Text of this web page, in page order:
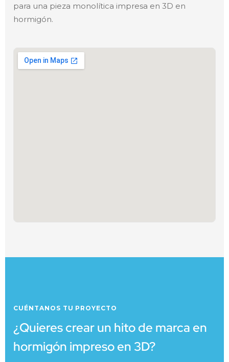
para una pieza monolítica impresa en 3D en
hormigón.
CUÉNTANOS TU PROYECTO
¿Quieres crear un hito de marca en
hormigón impreso en 3D?